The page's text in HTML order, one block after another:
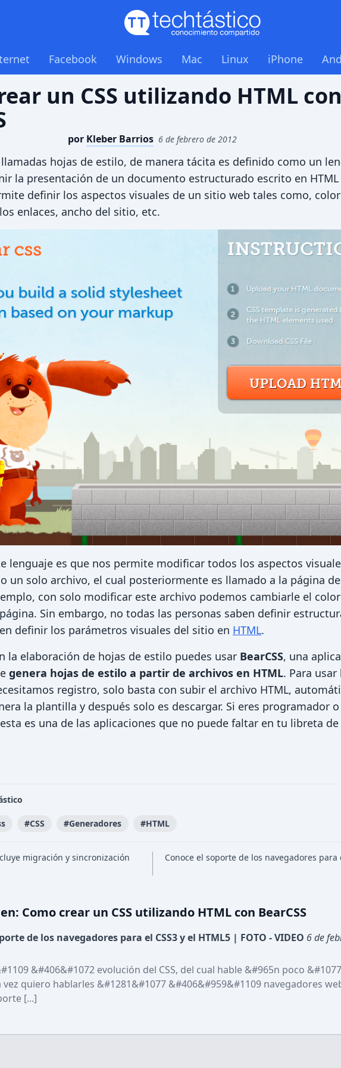
Facebook Windows Mac Linux iPhone
un CSS utilizando HTML con
por Kleber Barrios 6 de febrero de 2012
llamadas hojas de estilo, de manera tácita es definido como un
la presentación de un documento estructurado escrito en HTML
definir los aspectos visuales de un sitio web tales como,
enlaces, ancho del sitio, etc.
lenguaje es que nos permite modificar todos los aspectos
un solo archivo, el cual posteriormente es llamado a la página
con solo modificar este archivo podemos cambiarle el
Sin embargo, no todas las personas saben definir
definir los parámetros visuales del sitio en HTML.
la elaboración de hojas de estilo puedes usar BearCSS, una
genera hojas de estilo a partir de archivos en HTML. Para usar
registro, solo basta con subir el archivo HTML,
la plantilla y después solo es descargar. Si eres programador o
es una de las aplicaciones que no puede faltar en tu libreta de
#CSS #Generadores #HTML
migración y sincronización
Conoce el soporte de los navegadores para
en: Como crear un CSS utilizando HTML con BearCSS
de los navegadores para el CSS3 y el HTML5 | FOTO - VIDEO 6 de
&#406&#1072 evolución del CSS, del cual hable &#965n poco
vez quiero hablarles &#1281&#1077 &#406&#959&#1109 navegadores
[...]